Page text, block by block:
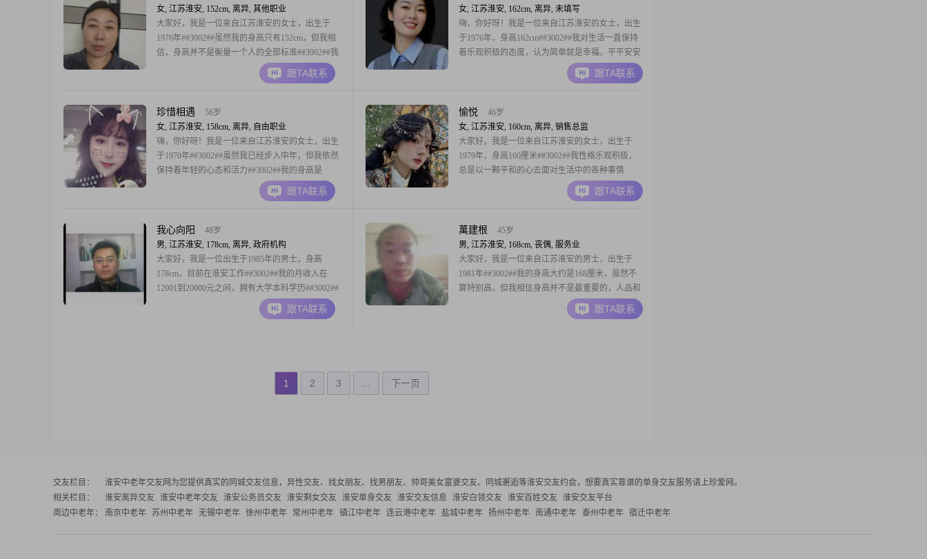
女, 江苏淮安, 152cm, 离异, 其他职业
大家好，我是一位来自江苏淮安的女士，出生于
1976年##3002##虽然我的身高只有152cm，但我相
信，身高并不是衡量一个人的全部标准##3002##我
性格温柔体贴，善解人意，总是能设身处地地理解
他人的感受##3002##我热爱生活，享受每一个当
就，努力工作，虽然月
跟TA联系
女, 江苏淮安, 162cm, 离异, 未填写
嗨，你好呀！我是一位来自江苏淮安的女士，出生
于1976年，身高162cm##3002##我对生活一直保持
着乐观积极的态度，认为简单就是幸福，平平安安
##3001##快快乐乐就是最大的福分##3002##我目前
在淮安工作，收入虽然不算高，每月3000元以下，
在这个社会上
跟TA联系
珍惜相遇
56岁
女, 江苏淮安, 158cm, 离异, 自由职业
嗨，你好呀！我是一位来自江苏淮安的女士，出生
于1970年##3002##虽然我已经步入中年，但我依然
保持着年轻的心态和活力##3002##我的身高是
158cm，不算特别高，但我相信，身高并不是衡量
一个人的全部标准##3002##我目前的工作收入在
我过上舒适的生活##3
跟TA联系
愉悦
46岁
女, 江苏淮安, 160cm, 离异, 销售总监
大家好，我是一位来自江苏淮安的女士，出生于
1979年，身高160厘米##3002##我性格乐观积极，
总是以一颗平和的心去面对生活中的各种事情
##3002##我随和易相处，与人交往时总是真诚相
待，从不计较一时的得失##3002##我认为，善良与
活中，我善解人意，能够设身
跟TA联系
我心向阳
48岁
男, 江苏淮安, 178cm, 离异, 政府机构
大家好，我是一位出生于1985年的男士，身高
178cm，目前在淮安工作##3002##我的月收入在
12001到20000元之间，拥有大学本科学历##3002##
我性格稳重可靠，责任感强，对待事物总是耐心包
容，真诚待人##3002##我非常注重事业的成功，努
跟TA联系
萬建根
45岁
男, 江苏淮安, 168cm, 丧偶, 服务业
大家好，我是一位来自江苏淮安的男士，出生于
1981年##3002##我的身高大约是168厘米，虽然不
算特别高，但我相信身高并不是最重要的，人品和
能力才是关键##3002##目前我的月收入在3000元以
下，虽然收入不算高，但我有一颗勤俭节约的心，
跟TA联系
1 2 3 下一页
交友栏目： 淮安中老年交友网 为您提供真实的同城交友信息，异性交友、找女朋友、找男朋友、帅哥美女富婆交友、同城邂逅等淮安交友约会，想要真实靠谱的单身交友服务请上珍爱网。
相关栏目：
淮安离异交友 淮安中老年交友 淮安公务员交友 淮安剩女交友 淮安单身交友 淮安交友信息 淮安白领交友 淮安百姓交友
淮安交友平台
周边中老年：
南京中老年 苏州中老年 无锡中老年 徐州中老年 常州中老年 镇江中老年 连云港中老年 盐城中老年 扬州中老年 南通中老年 泰州中老年 宿迁中老年